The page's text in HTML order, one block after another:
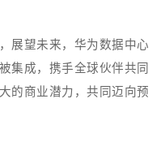
展望未来，华为数据中心
集成，携手全球伙伴共同
的商业潜力，共同迈向预